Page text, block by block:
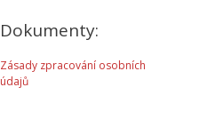
Dokumenty:
Zásady zpracování osobních
údajů